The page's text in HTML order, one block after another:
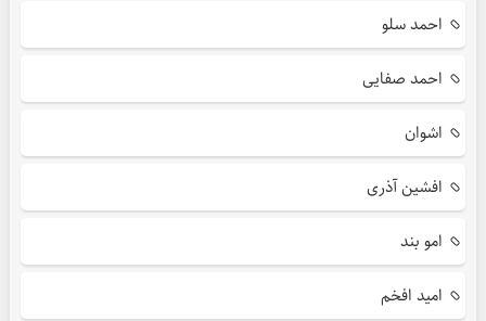
احمد سلو
احمد صفایی
اشوان
افشین آذری
امو بند
امید افخم